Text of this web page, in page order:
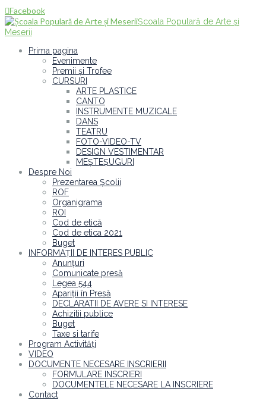
Facebook
Școala Populară de Arte și
Meserii
Prima pagina
Evenimente
Premii și Trofee
CURSURI
ARTE PLASTICE
CANTO
INSTRUMENTE MUZICALE
DANS
TEATRU
FOTO-VIDEO-TV
DESIGN VESTIMENTAR
MEȘTEȘUGURI
Despre Noi
Prezentarea Școlii
ROF
Organigrama
ROI
Cod de etică
Cod de etica 2021
Buget
INFORMAȚII DE INTERES PUBLIC
Anunțuri
Comunicate presă
Legea 544
Apariții în Presă
DECLARATII DE AVERE SI INTERESE
Achizitii publice
Buget
Taxe si tarife
Program Activități
VIDEO
DOCUMENTE NECESARE INSCRIERII
FORMULARE INSCRIERI
DOCUMENTELE NECESARE LA INSCRIERE
Contact